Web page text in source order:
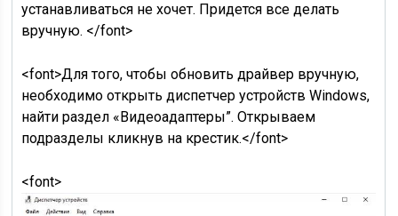
устанавливаться не хочет. Придется все делать
вручную. </font>
<font>Для того, чтобы обновить драйвер вручную,
необходимо открыть диспетчер устройств Windows,
найти раздел «Видеоадаптеры”. Открываем
подразделы кликнув на крестик.</font>
<font>